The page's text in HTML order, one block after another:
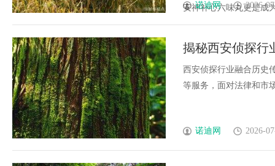
安神补心六味丸更是成
诺迪网 2026-
揭秘西安侦探行
西安侦探行业融合历史
等服务，面对法律和市
诺迪网 2026-